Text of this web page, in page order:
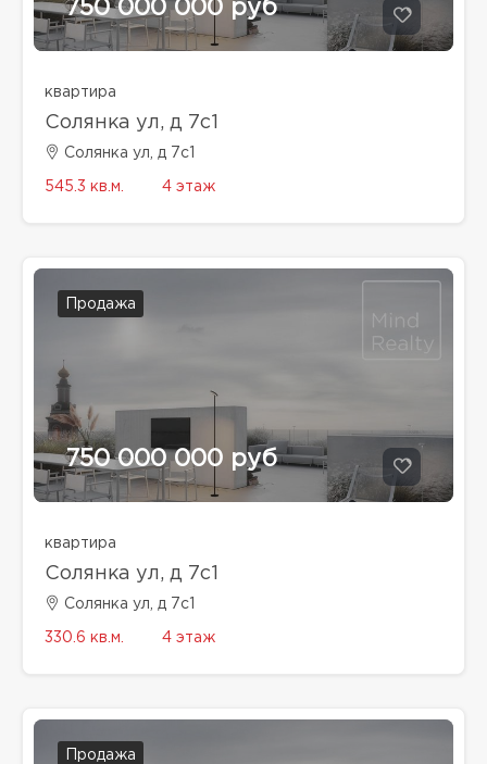
750 000 000 руб
квартира
Солянка ул, д 7с1
Солянка ул, д 7с1
545.3 кв.м. 4 этаж
Продажа
750 000 000 руб
квартира
Солянка ул, д 7с1
Солянка ул, д 7с1
330.6 кв.м. 4 этаж
Продажа